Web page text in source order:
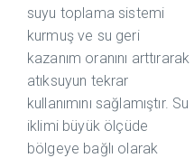
suyu toplama sistemi
kurmuş ve su geri
kazanım oranını arttırarak
atıksuyun tekrar
kullanımını sağlamıştır. Su
iklimi büyük ölçüde
bölgeye bağlı olarak